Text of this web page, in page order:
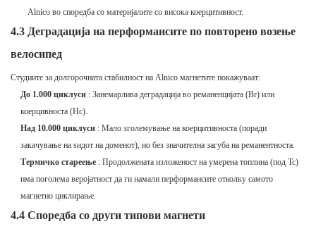
Alnico во споредба со материјалите со висока коерцитивност.
4.3 Деградација на перформансите по повторено возење
велосипед
Студиите за долгорочната стабилност на Alnico магнетите покажуваат:
До 1.000 циклуси : Занемарлива деградација во реманенцијата (Br) или
коерцивноста (Hc).
Над 10.000 циклуси : Мало зголемување на коерцитивноста (поради
закачување на ѕидот на доменот), но без значителна загуба на реманентноста.
Термичко стареење : Продолжената изложеност на умерена топлина (под Tc)
има поголема веројатност да ги намали перформансите отколку самото
магнетно циклирање.
4.4 Споредба со други типови магнети